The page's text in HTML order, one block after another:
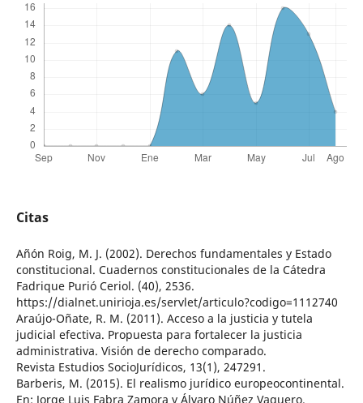
Citas
Añón Roig, M. J. (2002). Derechos fundamentales y Estado
constitucional. Cuadernos constitucionales de la Cátedra
Fadrique Purió Ceriol. (40), 2536.
https://dialnet.unirioja.es/servlet/articulo?codigo=1112740
Araújo-Oñate, R. M. (2011). Acceso a la justicia y tutela
judicial efectiva. Propuesta para fortalecer la justicia
administrativa. Visión de derecho comparado.
Revista Estudios SocioJurídicos, 13(1), 247291.
Barberis, M. (2015). El realismo jurídico europeocontinental.
En: Jorge Luis Fabra Zamora y Álvaro Núñez Vaquero.